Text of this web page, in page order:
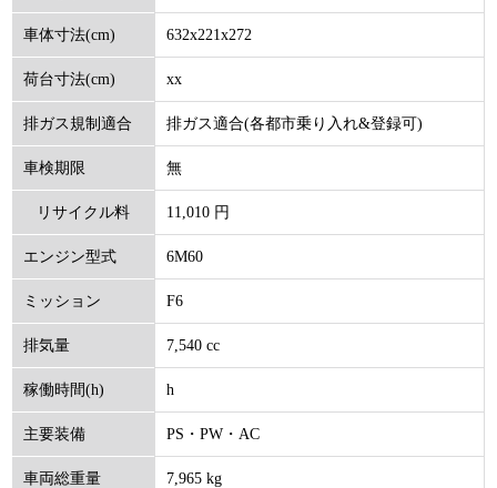
車体寸法(cm) 632x221x272
荷台寸法(cm) xx
排ガス規制適合 排ガス適合(各都市乗り入れ&登録可)
車検期限 無
リサイクル料
(円)
11,010 円
エンジン型式 6M60
ミッション F6
排気量 7,540 cc
稼働時間(h) h
主要装備 PS・PW・AC
車両総重量 7,965 kg